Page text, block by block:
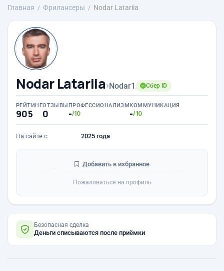
Главная Фрилансеры Nodar Latariia
Nodar Latariia›Nodar1 Сбер ID
РЕЙТИНГ
905
ОТЗЫВЫ
0
ПРОФЕССИОНАЛИЗМ
-/10
КОММУНИКАЦИЯ
-/10
На сайте с 2025 года
Добавить в избранное
Пожаловаться на профиль
Безопасная сделка
Деньги списываются после приёмки